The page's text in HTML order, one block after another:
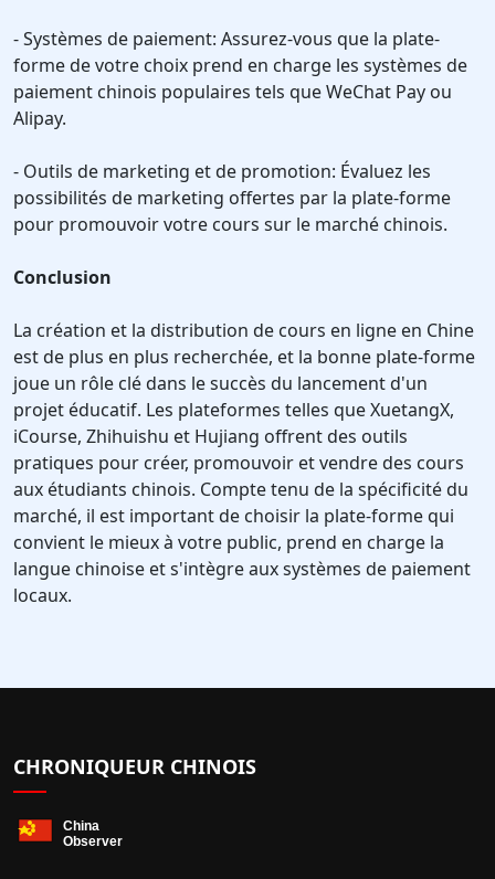
- Systèmes de paiement: Assurez-vous que la plate-
forme de votre choix prend en charge les systèmes de
paiement chinois populaires tels que WeChat Pay ou
Alipay.
- Outils de marketing et de promotion: Évaluez les
possibilités de marketing offertes par la plate-forme
pour promouvoir votre cours sur le marché chinois.
Conclusion
La création et la distribution de cours en ligne en Chine
est de plus en plus recherchée, et la bonne plate-forme
joue un rôle clé dans le succès du lancement d'un
projet éducatif. Les plateformes telles que XuetangX,
iCourse, Zhihuishu et Hujiang offrent des outils
pratiques pour créer, promouvoir et vendre des cours
aux étudiants chinois. Compte tenu de la spécificité du
marché, il est important de choisir la plate-forme qui
convient le mieux à votre public, prend en charge la
langue chinoise et s'intègre aux systèmes de paiement
locaux.
CHRONIQUEUR CHINOIS